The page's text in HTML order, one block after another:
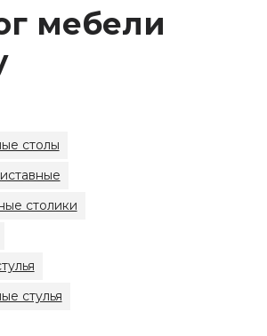
мебели
столы
столики
стулья